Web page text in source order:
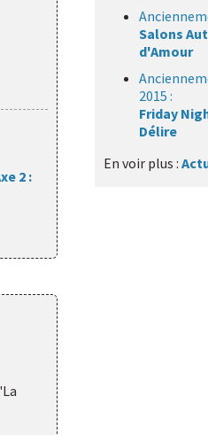
2 :
Salons
d'Amour
2015 :
Friday
Délire
En voir plus :